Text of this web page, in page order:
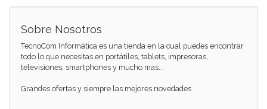
Sobre Nosotros
TecnoCom Informática es una tienda en la cual puedes encontrar
todo lo que necesitas en portátiles, tablets, impresoras,
televisiones, smartphones y mucho mas...
Grandes ofertas y siempre las mejores novedades